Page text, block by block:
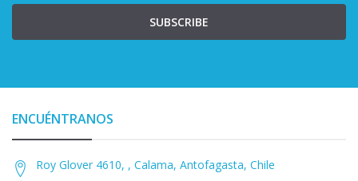
SUBSCRIBE
ENCUÉNTRANOS
Roy Glover 4610, , Calama, Antofagasta, Chile